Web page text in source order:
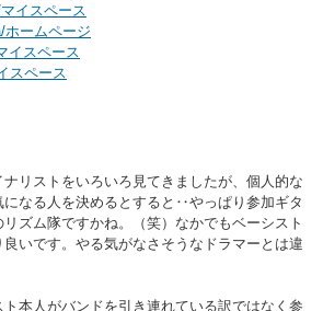
イスペース
ホームページ
スペース
スペース
リストをいろいろ見てきましたが、個人的な
になる人を決めるとすると‥やっぱり参加ギタ
ズム隊ですかね。（笑）なかでもベーシスト
いです。やる気がなさそうなドラマーとは違
ト本人がバンドを引き連れている訳ではなく参